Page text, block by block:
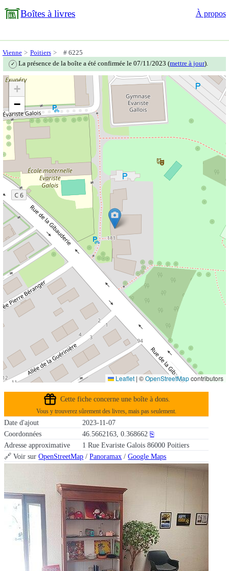
Boîtes à livres À propos
Vienne Poitiers # 6225
✓ La présence de la boîte a été confirmée le 07/11/2023 (mettre à jour).
Cette fiche concerne une boîte à dons.
Vous y trouverez sûrement des livres, mais pas seulement.
Date d'ajout
2023-11-07
Coordonnées
46.5662163, 0.368662 ⎘
Adresse approximative
1 Rue Evariste Galois 86000 Poitiers
🔗 Voir surOpenStreetMap /Panoramax /Google Maps
+
−
Leaflet | ©OpenStreetMapcontributors